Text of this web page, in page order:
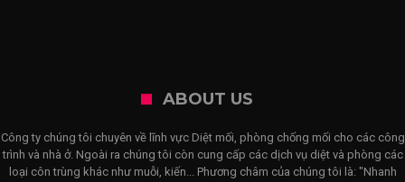
ABOUT US
Công ty chúng tôi chuyên về lĩnh vực Diệt mối, phòng chống mối cho các công
trình và nhà ở. Ngoài ra chúng tôi còn cung cấp các dịch vụ diệt và phòng các
loại côn trùng khác như muỗi, kiến... Phương châm của chúng tôi là: "Nhanh